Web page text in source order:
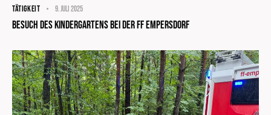
TÄTIGKEIT 9. Juli 2025
Besuch des Kindergartens bei der FF Empersdorf